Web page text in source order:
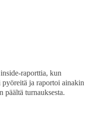
raporttia, kun
ja raportoi ainakin
päältä turnauksesta.